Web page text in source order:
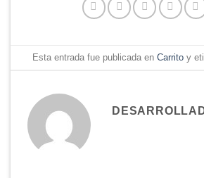
Esta entrada fue publicada en Carrito y